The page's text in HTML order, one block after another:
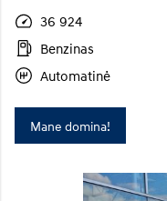
36 924
Benzinas
Automatinė
Mane domina!